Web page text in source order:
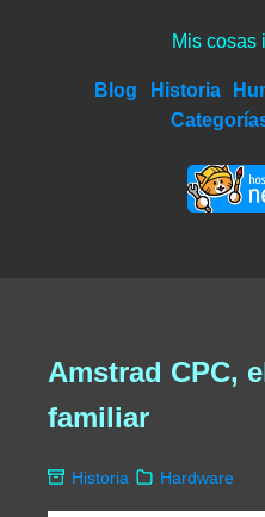
Mis cosas
Blog Historia
Amstrad CPC,
familiar
Historia Hardware